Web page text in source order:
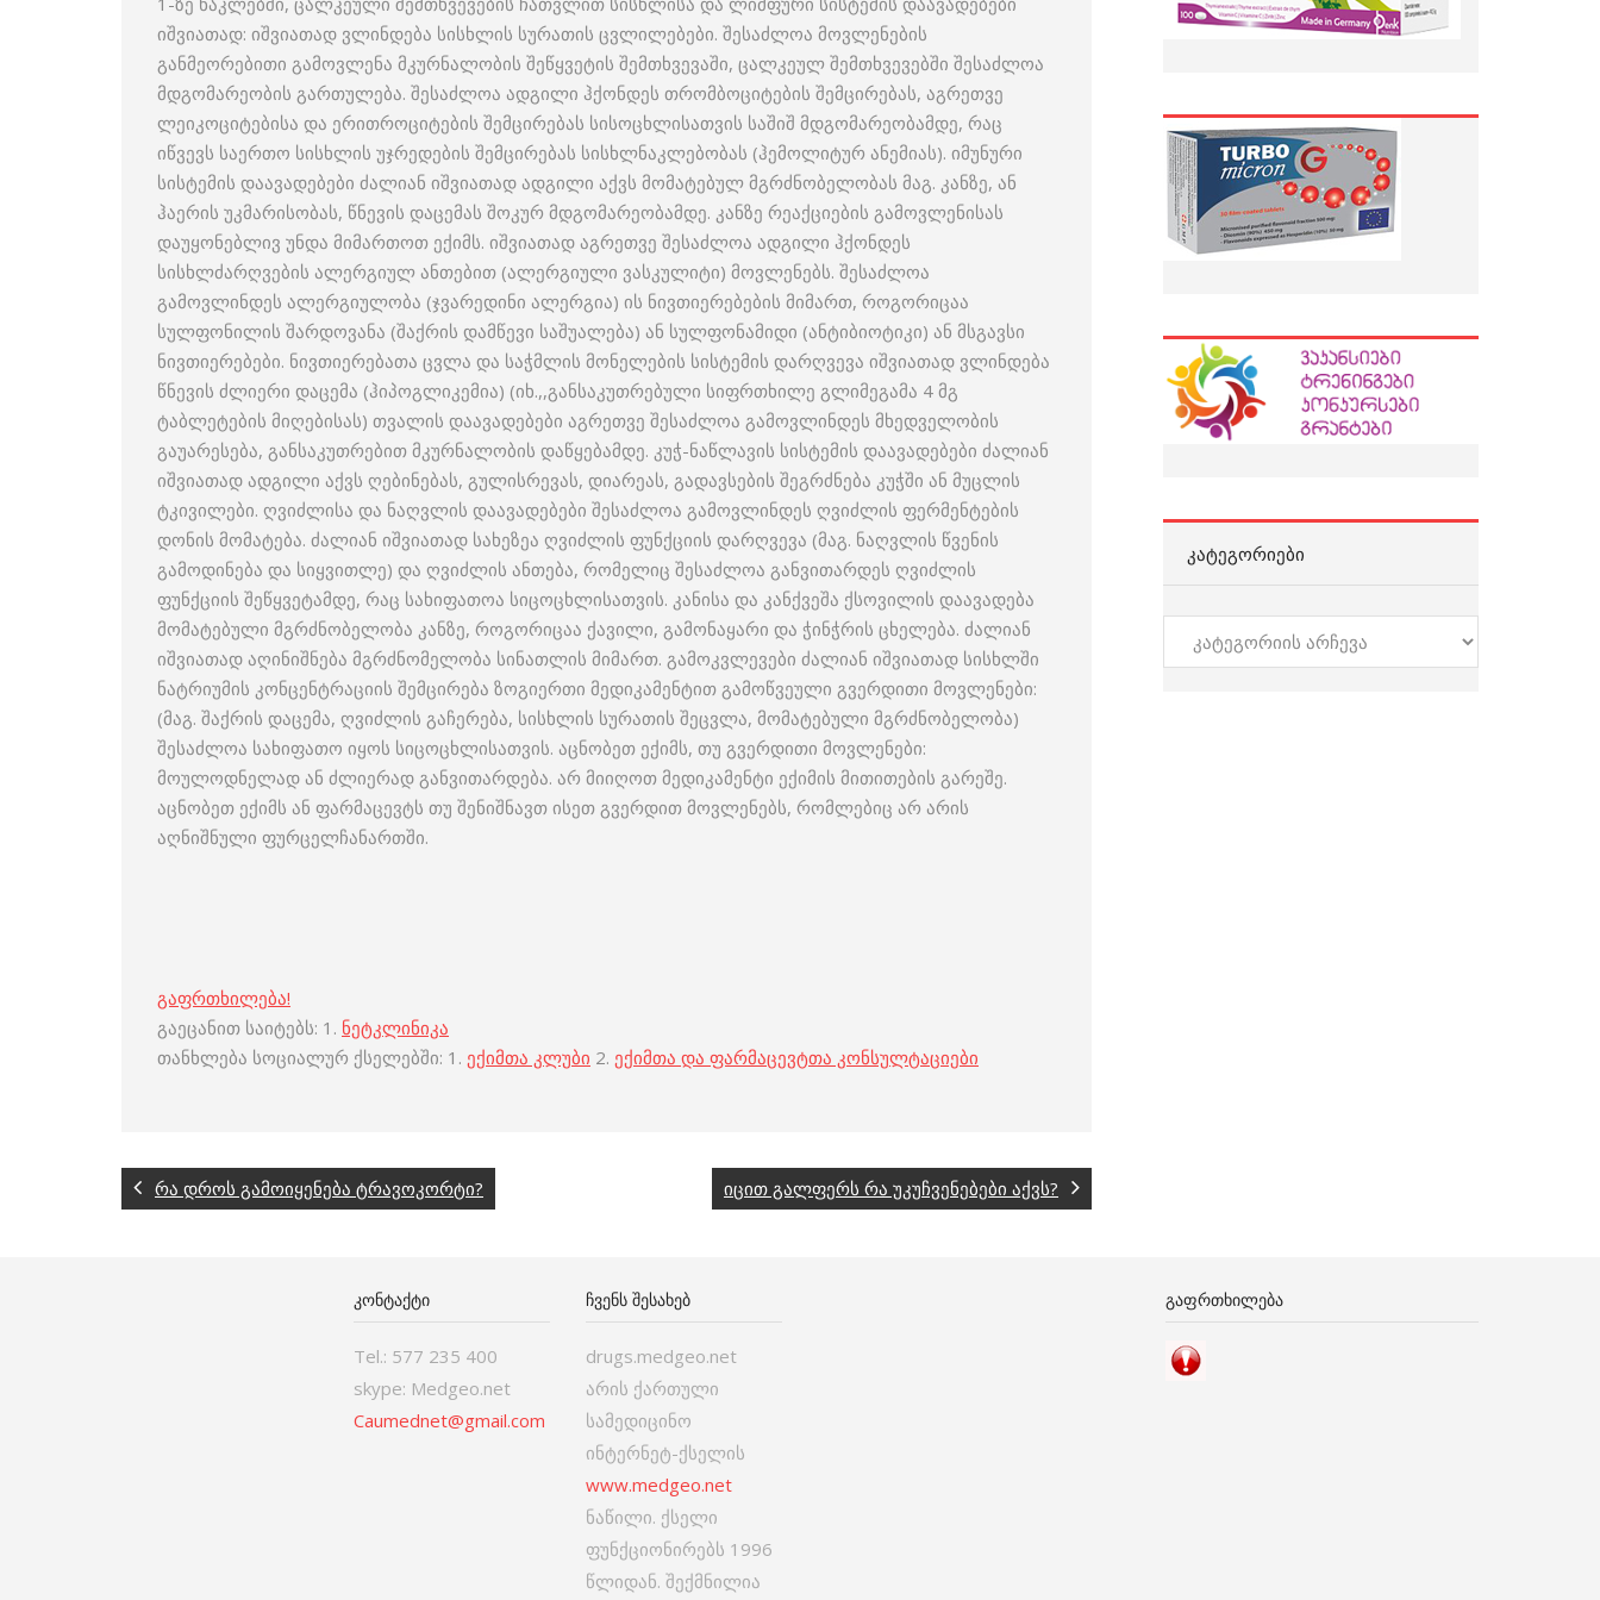
იშვიათად: იშვიათად ვლინდება სისხლის სურათის ცვლილებები. შესაძლოა მოვლენების
განმეორებითი გამოვლენა მკურნალობის შეწყვეტის შემთხვევაში, ცალკეულ შემთხვევებში შესაძლოა
მდგომარეობის გართულება. შესაძლოა ადგილი ჰქონდეს თრომბოციტების შემცირებას, აგრეთვე
ლეიკოციტებისა და ერითროციტების შემცირებას სისოცხლისათვის საშიშ მდგომარეობამდე, რაც
იწვევს საერთო სისხლის უჯრედების შემცირებას სისხლნაკლებობას (ჰემოლიტურ ანემიას). იმუნური
სისტემის დაავადებები ძალიან იშვიათად ადგილი აქვს მომატებულ მგრძნობელობას მაგ. კანზე, ან
ჰაერის უკმარისობას, წნევის დაცემას შოკურ მდგომარეობამდე. კანზე რეაქციების გამოვლენისას
დაუყონებლივ უნდა მიმართოთ ექიმს. იშვიათად აგრეთვე შესაძლოა ადგილი ჰქონდეს
სისხლძარღვების ალერგიულ ანთებით (ალერგიული ვასკულიტი) მოვლენებს. შესაძლოა
გამოვლინდეს ალერგიულობა (ჯვარედინი ალერგია) ის ნივთიერებების მიმართ, როგორიცაა
სულფონილის შარდოვანა (შაქრის დამწევი საშუალება) ან სულფონამიდი (ანტიბიოტიკი) ან მსგავსი
ნივთიერებები. ნივთიერებათა ცვლა და საჭმლის მონელების სისტემის დარღვევა იშვიათად ვლინდება
წნევის ძლიერი დაცემა (ჰიპოგლიკემია) (იხ.,,განსაკუთრებული სიფრთხილე გლიმეგამა 4 მგ
ტაბლეტების მიღებისას) თვალის დაავადებები აგრეთვე შესაძლოა გამოვლინდეს მხედველობის
გაუარესება, განსაკუთრებით მკურნალობის დაწყებამდე. კუჭ-ნაწლავის სისტემის დაავადებები ძალიან
იშვიათად ადგილი აქვს ღებინებას, გულისრევას, დიარეას, გადავსების შეგრძნება კუჭში ან მუცლის
ტკივილები. ღვიძლისა და ნაღვლის დაავადებები შესაძლოა გამოვლინდეს ღვიძლის ფერმენტების
დონის მომატება. ძალიან იშვიათად სახეზეა ღვიძლის ფუნქციის დარღვევა (მაგ. ნაღვლის წვენის
გამოდინება და სიყვითლე) და ღვიძლის ანთება, რომელიც შესაძლოა განვითარდეს ღვიძლის
ფუნქციის შეწყვეტამდე, რაც სახიფათოა სიცოცხლისათვის. კანისა და კანქვეშა ქსოვილის დაავადება
მომატებული მგრძნობელობა კანზე, როგორიცაა ქავილი, გამონაყარი და ჭინჭრის ცხელება. ძალიან
იშვიათად აღინიშნება მგრძნომელობა სინათლის მიმართ. გამოკვლევები ძალიან იშვიათად სისხლში
ნატრიუმის კონცენტრაციის შემცირება ზოგიერთი მედიკამენტით გამოწვეული გვერდითი მოვლენები:
(მაგ. შაქრის დაცემა, ღვიძლის გაჩერება, სისხლის სურათის შეცვლა, მომატებული მგრძნობელობა)
შესაძლოა სახიფათო იყოს სიცოცხლისათვის. აცნობეთ ექიმს, თუ გვერდითი მოვლენები:
მოულოდნელად ან ძლიერად განვითარდება. არ მიიღოთ მედიკამენტი ექიმის მითითების გარეშე.
აცნობეთ ექიმს ან ფარმაცევტს თუ შენიშნავთ ისეთ გვერდით მოვლენებს, რომლებიც არ არის
აღნიშნული ფურცელჩანართში.
გაფრთხილება!
გაეცანით საიტებს: 1. ნეტკლინიკა
თანხლება სოციალურ ქსელებში: 1. ექიმთა კლუბი 2. ექიმთა და ფარმაცევტთა კონსულტაციები
რა დროს გამოიყენება ტრავოკორტი? იცით გალფერს რა უკუჩვენებები აქვს?
ᲙᲐᲢᲔᲒᲝᲠᲘᲔᲑᲘ
კატეგორიები
ᲙᲝᲜᲢᲐᲥᲢᲘ
Tel.: 577 235 400
skype: Medgeo.net
Caumednet@gmail.com
ᲩᲕᲔᲜᲡ ᲨᲔᲡᲐᲮᲔᲑ
drugs.medgeo.net
არის ქართული
სამედიცინო
ინტერნეტ-ქსელის
www.medgeo.net
ნაწილი. ქსელი
ფუნქციონირებს 1996
წლიდან. შექმნილია
ᲒᲐᲤᲠᲗᲮᲘᲚᲔᲑᲐ